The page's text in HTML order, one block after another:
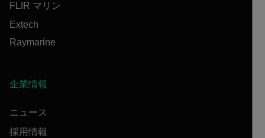
FLIR マリン
Extech
Raymarine
企業情報
ニュース
採用情報